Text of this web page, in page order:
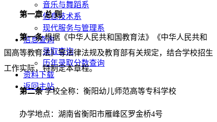
音乐与舞蹈系
信息技术系
现代服务与管理系
信息查询
录取查询
历年录取分数查询
资料下载
返回主站
第一章总 则
第一条根据《中华人民共和国教育法》《中华人民共和
国高等教育法》等法律法规及教育部有关规定，结合学校招生
工作实际，特制定本章程。
第二条学校全称：衡阳幼儿师范高等专科学校
办学地点：湖南省衡阳市雁峰区罗金桥4号